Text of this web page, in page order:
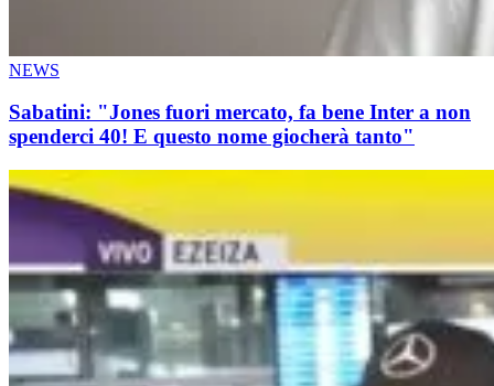
NEWS
Sabatini: "Jones fuori mercato, fa bene Inter a non
spenderci 40! E questo nome giocherà tanto"